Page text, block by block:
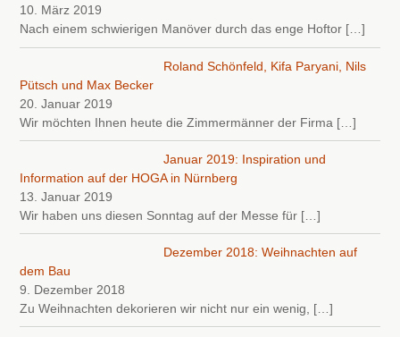
10. März 2019
Nach einem schwierigen Manöver durch das enge Hoftor […]
Roland Schönfeld, Kifa Paryani, Nils
Pütsch und Max Becker
20. Januar 2019
Wir möchten Ihnen heute die Zimmermänner der Firma […]
Januar 2019: Inspiration und
Information auf der HOGA in Nürnberg
13. Januar 2019
Wir haben uns diesen Sonntag auf der Messe für […]
Dezember 2018: Weihnachten auf
dem Bau
9. Dezember 2018
Zu Weihnachten dekorieren wir nicht nur ein wenig, […]